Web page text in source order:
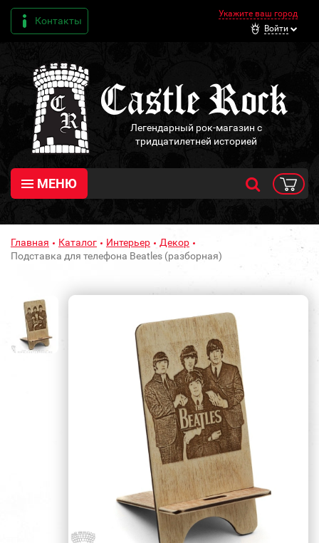
Контакты
Укажите ваш город
Войти
Легендарный рок-магазин с
тридцатилетней историей
МЕНЮ
Главная Каталог Интерьер
Декор
Подставка для телефона Beatles (разборная)